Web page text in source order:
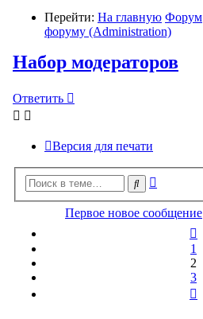
Перейти: На главную Форум
форуму (Administration)
Набор модераторов
Ответить
Версия для печати
Поиск
Первое новое сообщение
1
2
3